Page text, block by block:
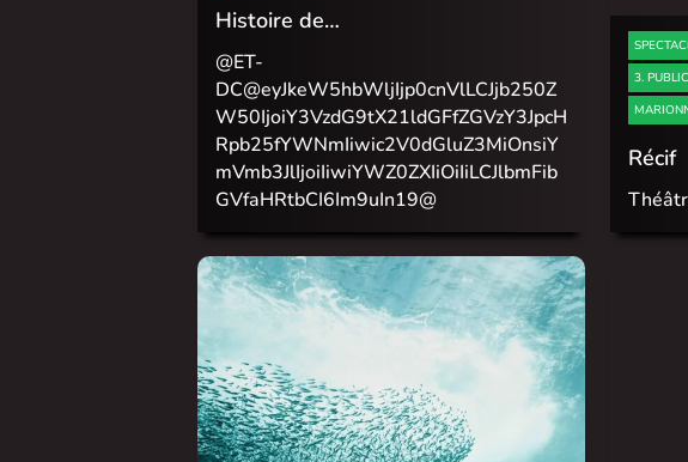
Histoire de…
@ET-
DC@eyJkeW5hbWljIjp0cnVlLCJjb250Z
W50IjoiY3VzdG9tX21ldGFfZGVzY3JpcH
Rpb25fYWNmIiwic2V0dGluZ3MiOnsiY
mVmb3JlIjoiIiwiYWZ0ZXIiOiIiLCJlbmFib
GVfaHRtbCI6Im9uIn19@
3.
Récif